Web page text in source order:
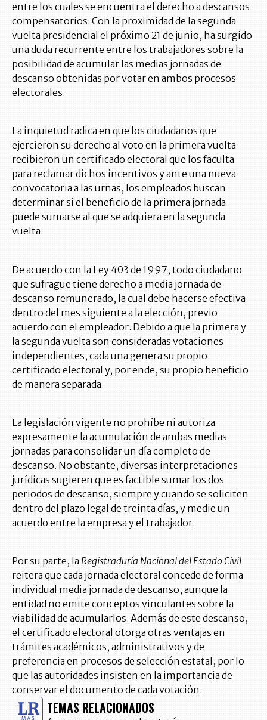
entre los cuales se encuentra el derecho a descansos
compensatorios. Con la proximidad de la segunda
vuelta presidencial el próximo 21 de junio, ha surgido
una duda recurrente entre los trabajadores sobre la
posibilidad de acumular las medias jornadas de
descanso obtenidas por votar en ambos procesos
electorales.
La inquietud radica en que los ciudadanos que
ejercieron su derecho al voto en la primera vuelta
recibieron un certificado electoral que los faculta
para reclamar dichos incentivos y ante una nueva
convocatoria a las urnas, los empleados buscan
determinar si el beneficio de la primera jornada
puede sumarse al que se adquiera en la segunda
vuelta.
De acuerdo con la Ley 403 de 1997, todo ciudadano
que sufrague tiene derecho a media jornada de
descanso remunerado, la cual debe hacerse efectiva
dentro del mes siguiente a la elección, previo
acuerdo con el empleador. Debido a que la primera y
la segunda vuelta son consideradas votaciones
independientes, cada una genera su propio
certificado electoral y, por ende, su propio beneficio
de manera separada.
La legislación vigente no prohíbe ni autoriza
expresamente la acumulación de ambas medias
jornadas para consolidar un día completo de
descanso. No obstante, diversas interpretaciones
jurídicas sugieren que es factible sumar los dos
periodos de descanso, siempre y cuando se soliciten
dentro del plazo legal de treinta días, y medie un
acuerdo entre la empresa y el trabajador.
Por su parte, la Registraduría Nacional del Estado Civil
reitera que cada jornada electoral concede de forma
individual media jornada de descanso, aunque la
entidad no emite conceptos vinculantes sobre la
viabilidad de acumularlos. Además de este descanso,
el certificado electoral otorga otras ventajas en
trámites académicos, administrativos y de
preferencia en procesos de selección estatal, por lo
que las autoridades insisten en la importancia de
conservar el documento de cada votación.
TEMAS RELACIONADOS